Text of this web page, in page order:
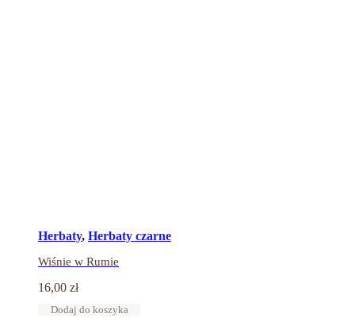
Herbaty, Herbaty czarne
Wiśnie w Rumie
16,00 zł
Dodaj do koszyka